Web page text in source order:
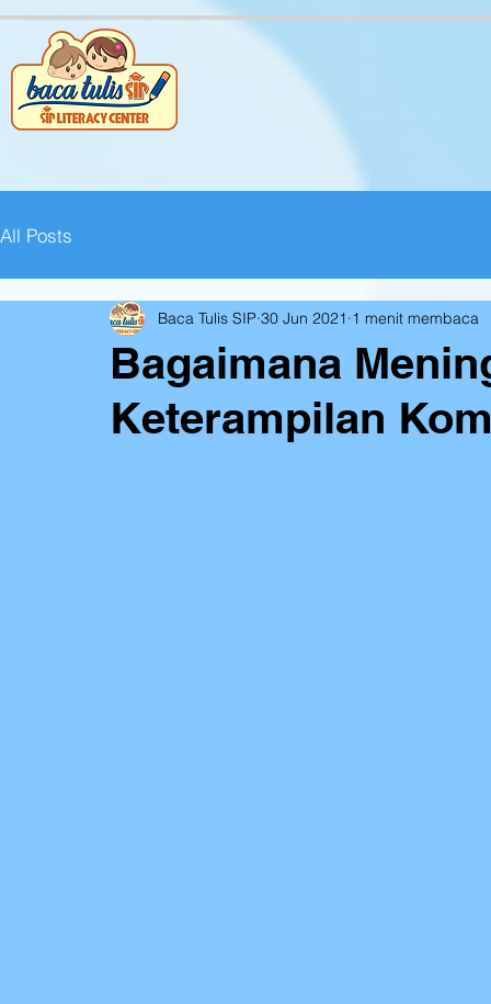
All Posts
Bagaimana
Keterampilan
Baca Tulis SIP 30 Jun 2021 1 menit membaca